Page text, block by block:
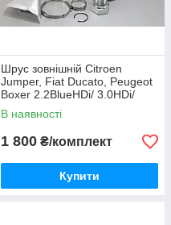
Шрус зовнішній Citroen
Jumper, Fiat Ducato, Peugeot
Boxer 2.2BlueHDi/ 3.0HDi/
2.3Multijet 2006р-
В наявності
1 800 ₴/комплект
Купити